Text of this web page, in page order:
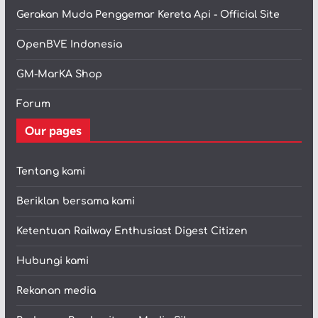
Gerakan Muda Penggemar Kereta Api - Official Site
OpenBVE Indonesia
GM-MarKA Shop
Forum
Our pages
Tentang kami
Beriklan bersama kami
Ketentuan Railway Enthusiast Digest Citizen
Hubungi kami
Rekanan media